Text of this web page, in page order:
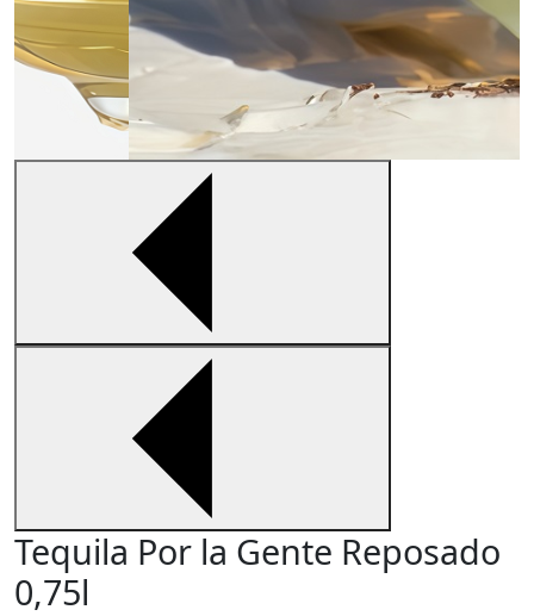
Tequila Por la Gente Reposado
0,75l